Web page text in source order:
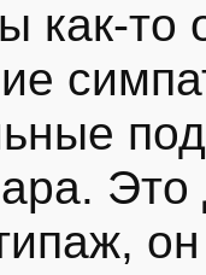
как-
Это